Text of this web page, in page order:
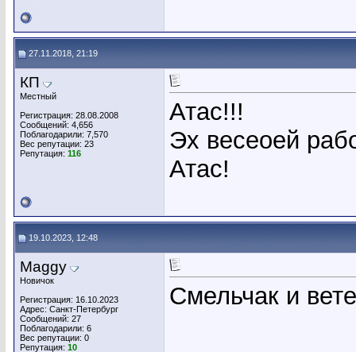
27.11.2018, 21:19
КП
Местный
Регистрация: 28.08.2008
Сообщений: 4,656
Поблагодарили: 7,570
Вес репутации: 23
Репутация: 116
Атас!!!
Эх весеоей
Атас!
19.10.2023, 12:48
Maggy
Новичок
Регистрация: 16.10.2023
Адрес: Санкт-Петербург
Сообщений: 27
Поблагодарили: 6
Вес репутации: 0
Репутация: 10
Смельчак и